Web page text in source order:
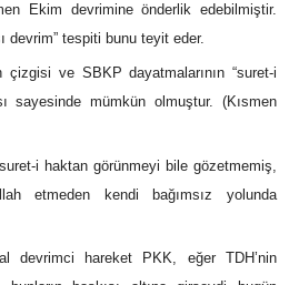
Ekim devrimine önderlik edebilmiştir.
devrim” tespiti bunu teyit eder.
ve SBKP dayatmalarının “suret-i
sayesinde mümkün olmuştur. (Kısmen
i haktan görünmeyi bile gözetmemiş,
etmeden kendi bağımsız yolunda
devrimci hareket PKK, eğer TDH’nin